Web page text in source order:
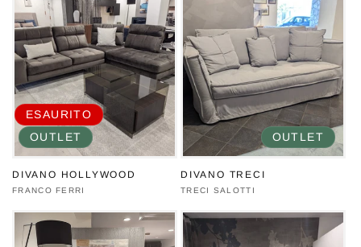
ESAURITO
OUTLET
DIVANO HOLLYWOOD
Produttore:
FRANCO FERRI
OUTLET
DIVANO TRECI
Produttore:
TRECI SALOTTI